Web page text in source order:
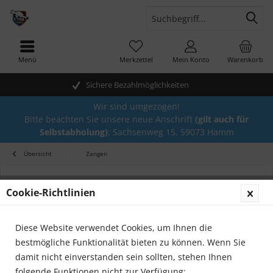
Sichere Bezahlmöglichkeiten
Warenkorb
Merkzettel Mein Konto
Menü
Wir sind umgezogen!
Bitte beachten Sie unsere neue Anschrift (gilt auch für
Selbstabholung): Sachsenweg 15, 59073 Hamm
Übersicht Zangen
Cookie-Richtlinien
Diese Website verwendet Cookies, um Ihnen die
bestmögliche Funktionalität bieten zu können. Wenn Sie
damit nicht einverstanden sein sollten, stehen Ihnen